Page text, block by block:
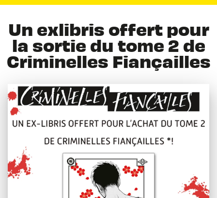
Un exlibris offert pour
la sortie du tome 2 de
Criminelles Fiançailles